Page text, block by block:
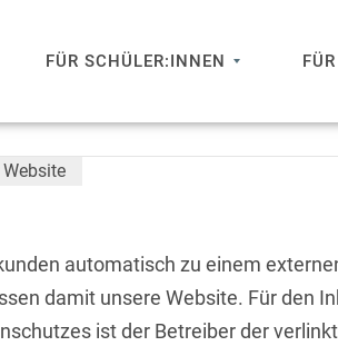
FÜR SCHÜLER:INNEN
automatisch zu einem
damit unsere Website. Für den
ist der Betreiber der